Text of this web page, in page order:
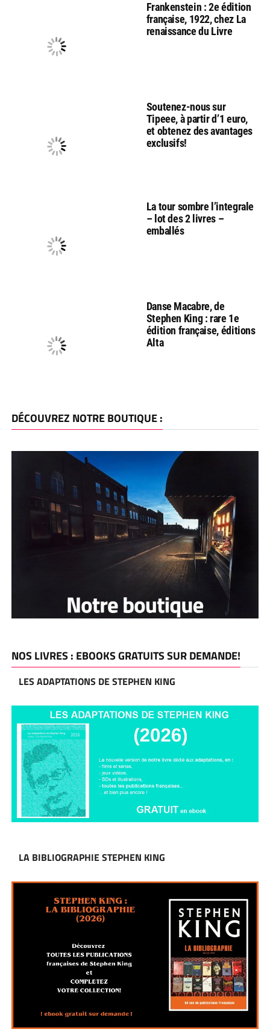
Frankenstein : 2e édition
française, 1922, chez La
renaissance du Livre
Soutenez-nous sur
Tipeee, à partir d’1 euro,
et obtenez des avantages
exclusifs!
La tour sombre l’integrale
– lot des 2 livres –
emballés
Danse Macabre, de
Stephen King : rare 1e
édition française, éditions
Alta
DÉCOUVREZ NOTRE BOUTIQUE :
NOS LIVRES : EBOOKS GRATUITS SUR DEMANDE!
LES ADAPTATIONS DE STEPHEN KING
LA BIBLIOGRAPHIE STEPHEN KING